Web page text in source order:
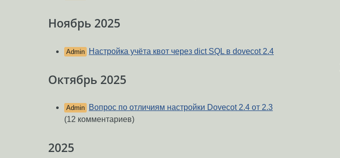
Ноябрь 2025
Admin Настройка учёта квот через dict SQL в dovecot 2.4
Октябрь 2025
Admin
Вопрос по отличиям настройки Dovecot 2.4 от 2.3
(12 комментариев)
2025